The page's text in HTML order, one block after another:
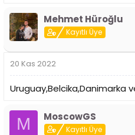
Mehmet Hüroğlu
Kayıtlı Üye
20 Kas 2022
Uruguay,Belcika,Danimarka
M MoscowGS
Kayıtlı Üye